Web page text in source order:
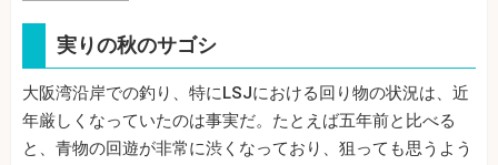
実りの秋のサゴシ
大阪湾沿岸での釣り、特にLSJにおける回り物の状況は、近
年厳しくなっていたのは事実だ。たとえば五年前と比べる
と、青物の回遊が非常に渋くなっており、狙っても思うよう